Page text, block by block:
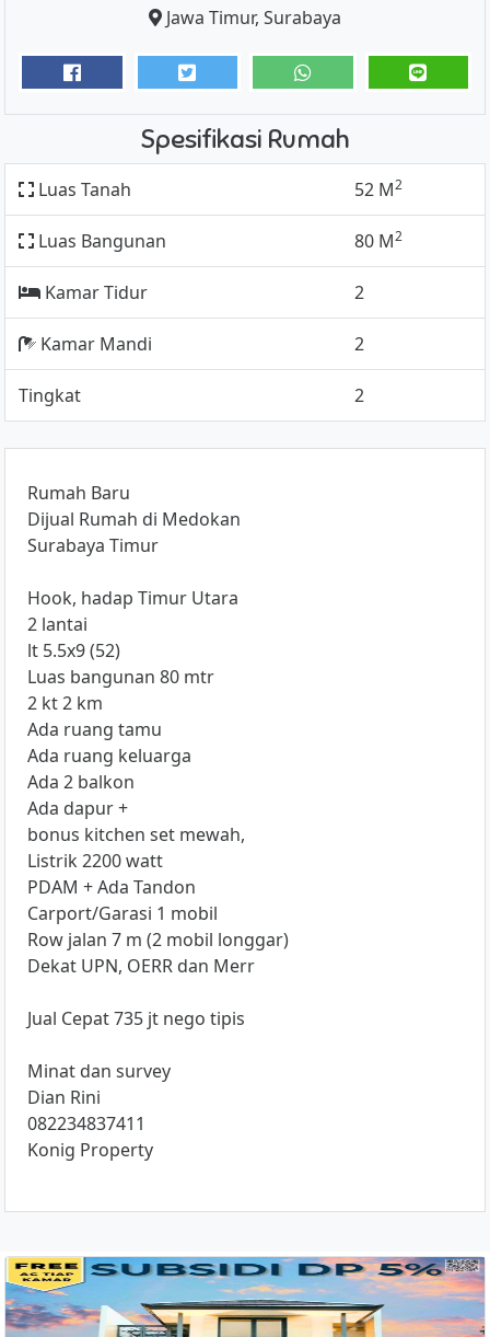
Jawa Timur, Surabaya
Spesifikasi Rumah
Luas Tanah 52 M2
Luas Bangunan 80 M2
Kamar Tidur 2
Kamar Mandi 2
Tingkat 2
Rumah Baru
Dijual Rumah di Medokan
Surabaya Timur
Hook, hadap Timur Utara
2 lantai
lt 5.5x9 (52)
Luas bangunan 80 mtr
2 kt 2 km
Ada ruang tamu
Ada ruang keluarga
Ada 2 balkon
Ada dapur +
bonus kitchen set mewah,
Listrik 2200 watt
PDAM + Ada Tandon
Carport/Garasi 1 mobil
Row jalan 7 m (2 mobil longgar)
Dekat UPN, OERR dan Merr
Jual Cepat 735 jt nego tipis
Minat dan survey
Dian Rini
082234837411
Konig Property